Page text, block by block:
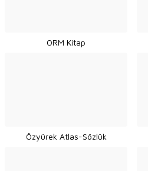
ORM Kitap
Özyürek Atlas-Sözlük